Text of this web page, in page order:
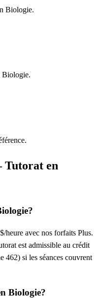
Biologie.
Biologie.
Tutorat en
heure avec nos forfaits Plus.
est admissible au crédit
462) si les séances couvrent
Biologie?